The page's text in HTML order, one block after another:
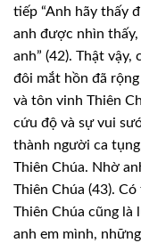
tiếp “Anh hãy thấy
anh được nhìn thấy,
anh” (42). Thật
đôi mắt hồn đã
và tôn vinh Thiên
cứu độ và sự vui
thành người ca
Thiên Chúa. Nhờ
Thiên Chúa (43).
Thiên Chúa cũng là
anh em mình,